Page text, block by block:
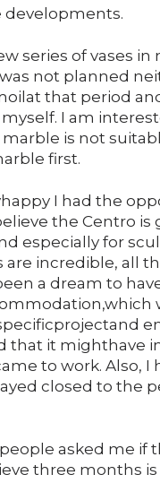
series of vases in
not planned
that period
I am
is not
first.
I had the
the Centro
especially for
incredible, all
a dream to
that it mighthave
to work. Also, I
closed to the
asked me if
three months